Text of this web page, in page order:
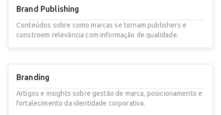
Brand Publishing
Conteúdos sobre como marcas se tornam publishers e
constroem relevância com informação de qualidade.
Branding
Artigos e insights sobre gestão de marca, posicionamento e
fortalecimento da identidade corporativa.